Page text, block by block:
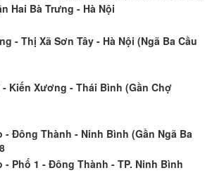
Hai Bà Trưng - Hà Nội
- Thị Xã Sơn Tây - Hà Nội (Ngã Ba Cầu
Kiến Xương - Thái Bình (Gần Chợ
- Đông Thành - Ninh Bình (Gần Ngã Ba
- Phố 1 - Đông Thành - TP. Ninh Bình